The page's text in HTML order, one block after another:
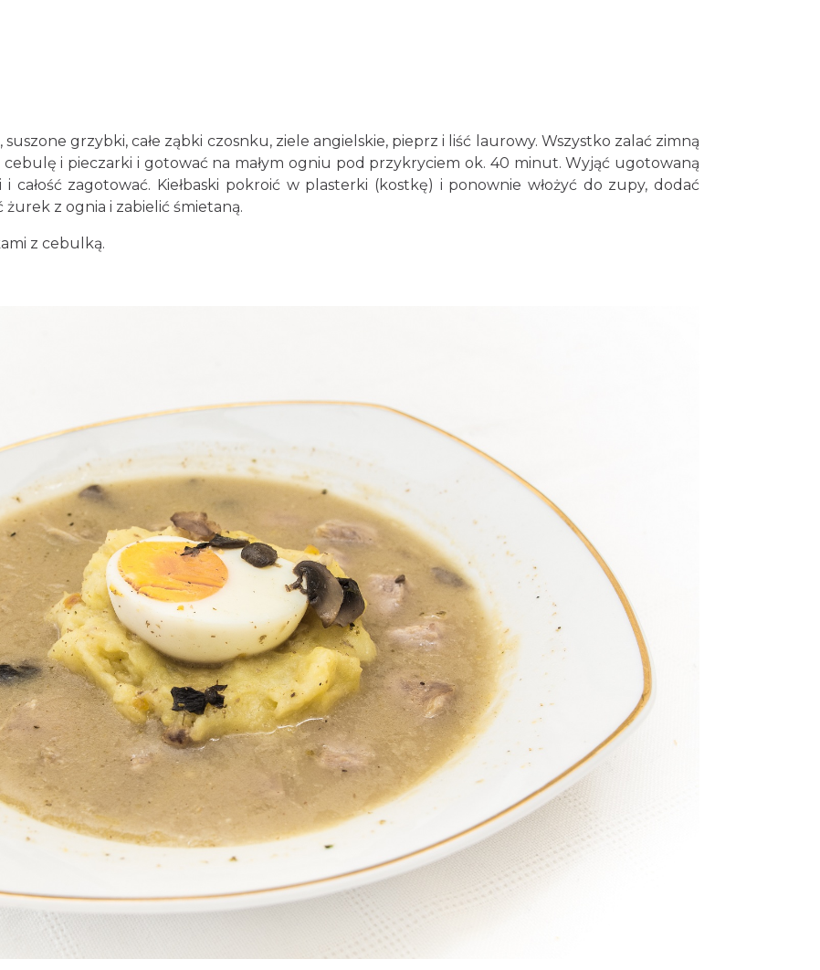
suszone grzybki, całe ząbki czosnku, ziele angielskie, pieprz i liść laurowy. Wszystko zalać zimną
cebulę i pieczarki i gotować na małym ogniu pod przykryciem ok. 40 minut. Wyjąć ugotowaną
całość zagotować. Kiełbaski pokroić w plasterki (kostkę) i ponownie włożyć do zupy, dodać
z ognia i zabielić śmietaną.
z cebulką.